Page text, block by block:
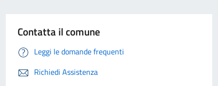
Contatta il comune
Leggi le domande frequenti
Richiedi Assistenza